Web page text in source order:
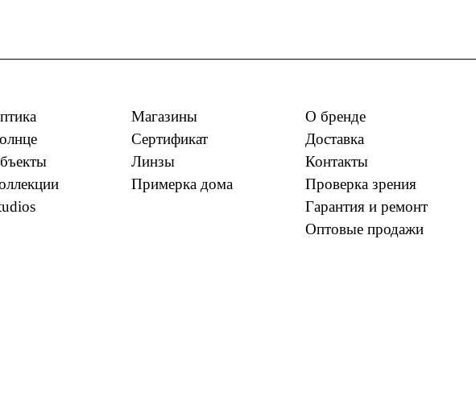
Магазины
Сертификат
Линзы
Примерка дома
О бренде
Доставка
Контакты
Проверка зрения
Гарантия и ремонт
Оптовые продажи